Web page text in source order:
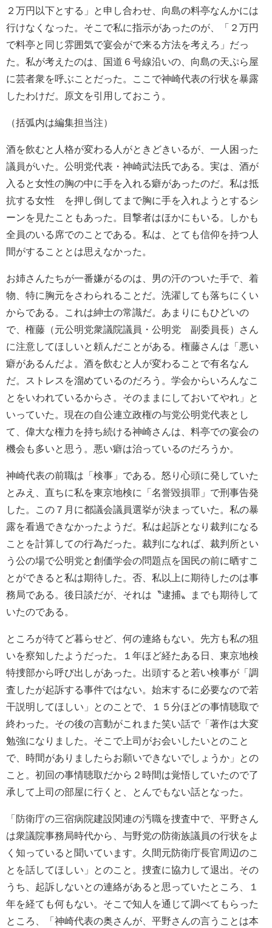
２万円以下とする」と申し合わせ、向島の料亭なんかには
行けなくなった。そこで私に指示があったのが、「２万円
で料亭と同じ雰囲気で宴会がで来る方法を考えろ」だっ
た。私が考えたのは、国道６号線沿いの、向島の天ぷら屋
に芸者衆を呼ぶことだった。ここで神崎代表の行状を暴露
したわけだ。原文を引用しておこう。
（括弧内は編集担当注）
酒を飲むと人格が変わる人がときどきいるが、一人困った
議員がいた。公明党代表・神崎武法氏である。実は、酒が
入ると女性の胸の中に手を入れる癖があったのだ。私は抵
抗する女性 を押し倒してまで胸に手を入れようとするシ
ーンを見たこともあった。目撃者はほかにもいる。しかも
全員のいる席でのことである。私は、とても信仰を持つ人
間がすることとは思えなかった。
お姉さんたちが一番嫌がるのは、男の汗のついた手で、着
物、特に胸元をさわられることだ。洗濯しても落ちにくい
からである。これは紳士の常識だ。あまりにもひどいの
で、権藤（元公明党衆議院議員・公明党 副委員長）さん
に注意してほしいと頼んだことがある。権藤さんは「悪い
癖があるんだよ。酒を飲むと人が変わることで有名なん
だ。ストレスを溜めているのだろう。学会からいろんなこ
とをいわれているからさ。そのままにしておいてやれ」と
いっていた。現在の自公連立政権の与党公明党代表とし
て、偉大な権力を持ち続ける神崎さんは、料亭での宴会の
機会も多いと思う。悪い癖は治っているのだろうか。
神崎代表の前職は「検事」である。怒り心頭に発していた
とみえ、直ちに私を東京地検に「名誉毀損罪」で刑事告発
した。この７月に都議会議員選挙が決まっていた。私の暴
露を看過できなかったようだ。私は起訴となり裁判になる
ことを計算しての行為だった。裁判になれば、裁判所とい
う公の場で公明党と創価学会の問題点を国民の前に晒すこ
とができると私は期待した。否、私以上に期待したのは事
務局である。後日談だが、それは〝逮捕〟までも期待して
いたのである。
ところが待てど暮らせど、何の連絡もない。先方も私の狙
いを察知したようだった。１年ほど経たある日、東京地検
特捜部から呼び出しがあった。出頭すると若い検事が「調
査したが起訴する事件ではない。始末するに必要なので若
干説明してほしい」とのことで、１５分ほどの事情聴取で
終わった。その後の言動がこれまた笑い話で「著作は大変
勉強になりました。そこで上司がお会いしたいとのこと
で、時間がありましたらお願いできないでしょうか」との
こと。初回の事情聴取だから２時間は覚悟していたので了
承して上司の部屋に行くと、とんでもない話となった。
「防衛庁の三宿病院建設関連の汚職を捜査中で、平野さん
は衆議院事務局時代から、与野党の防衛族議員の行状をよ
く知っていると聞いています。久間元防衛庁長官周辺のこ
とを話してほしい」とのこと。捜査に協力して退出。その
うち、起訴しないとの連絡があると思っていたところ、１
年を経ても何もない。そこで知人を通じて調べてもらった
ところ、「神崎代表の奥さんが、平野さんの言うことは本